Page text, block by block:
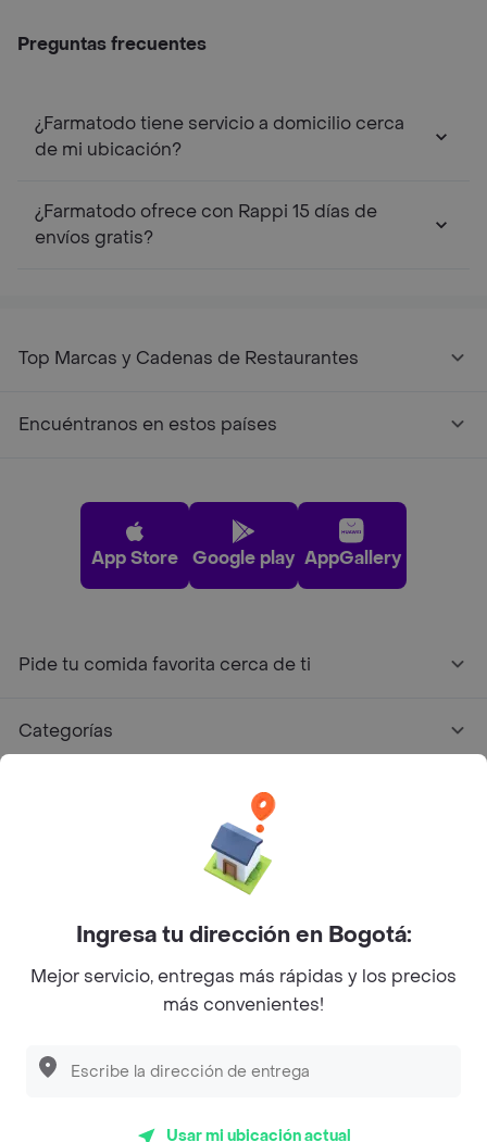
Descubre las PROMOCIONES que tenemos
Preguntas frecuentes
¿Farmatodo tiene servicio a domicilio cerca
de mi ubicación?
¿Farmatodo ofrece con Rappi 15 días de
envíos gratis?
Top Marcas y Cadenas de Restaurantes
Encuéntranos en estos países
App Store Google play AppGallery
Pide tu comida favorita cerca de ti
Categorías
Facebook
Twitter
Instagram
©2026Rappi Inc. All rights reserved.
Ingresa tu dirección en Bogotá:
Mejor servicio, entregas más rápidas y los precios
más convenientes!
Usar mi ubicación actual